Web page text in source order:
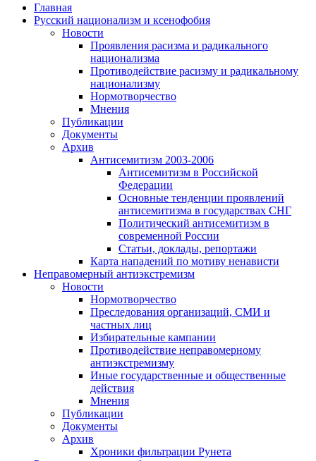
Главная
Русский национализм и ксенофобия
Новости
Проявления расизма и радикального
национализма
Противодействие расизму и радикальному
национализму
Нормотворчество
Мнения
Публикации
Документы
Архив
Антисемитизм 2003-2006
Антисемитизм в Российской
Федерации
Основные тенденции проявлений
антисемитизма в государствах СНГ
Политический антисемитизм в
современной России
Статьи, доклады, репортажи
Карта нападений по мотиву ненависти
Неправомерный антиэкстремизм
Новости
Нормотворчество
Преследования организаций, СМИ и
частных лиц
Избирательные кампании
Противодействие неправомерному
антиэкстремизму
Иные государственные и общественные
действия
Мнения
Публикации
Документы
Архив
Хроники фильтрации Рунета